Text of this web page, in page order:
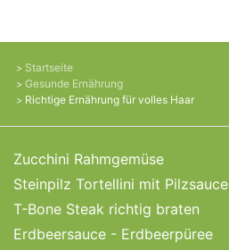
Startseite
Gesunde Ernährung
Richtige Ernährung für volles Haar
Zucchini Rahmgemüse
Steinpilz Tortellini mit Pilzsauce
T-Bone Steak richtig braten
Erdbeersauce - Erdbeerpüree